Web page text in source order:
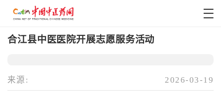
合江县中医医院开展志愿服务活动
来源: 2026-03-19